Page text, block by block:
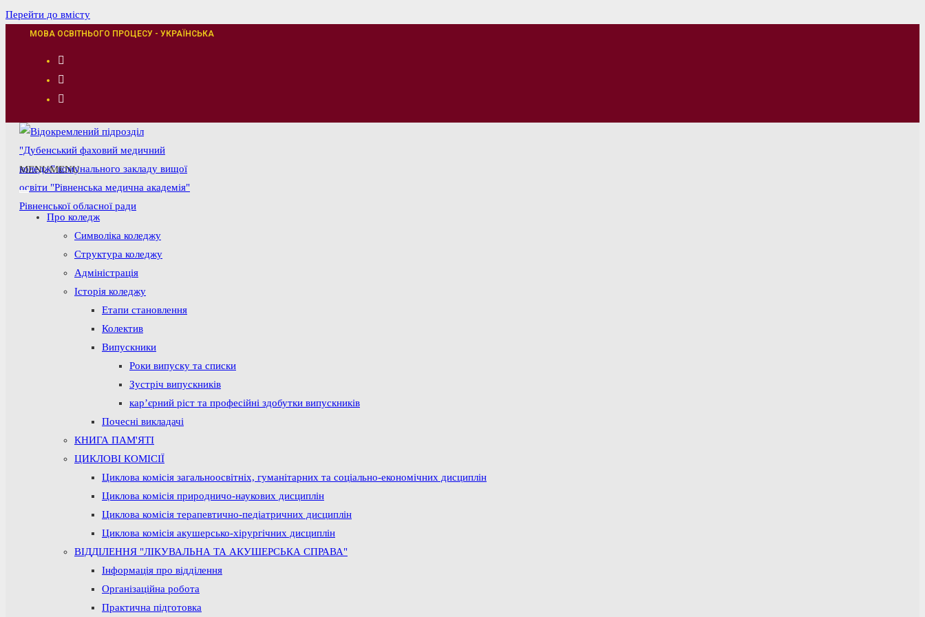
Перейти до вмісту
МОВА ОСВІТНЬОГО ПРОЦЕСУ - УКРАЇНСЬКА
MENUMENU
Про коледж
Символіка коледжу
Структура коледжу
Адміністрація
Історія коледжу
Етапи становлення
Колектив
Випускники
Роки випуску та списки
Зустріч випускників
кар’єрний ріст та професійні здобутки випускників
Почесні викладачі
КНИГА ПАМ'ЯТІ
ЦИКЛОВІ КОМІСІЇ
Циклова комісія загальноосвітніх, гуманітарних та соціально-економічних дисциплін
Циклова комісія природничо-наукових дисциплін
Циклова комісія терапевтично-педіатричних дисциплін
Циклова комісія акушерсько-хірургічних дисциплін
ВІДДІЛЕННЯ "ЛІКУВАЛЬНА ТА АКУШЕРСЬКА СПРАВА"
Інформація про відділення
Організаційна робота
Практична підготовка